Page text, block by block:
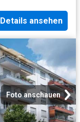
Details ansehen
Foto anschauen